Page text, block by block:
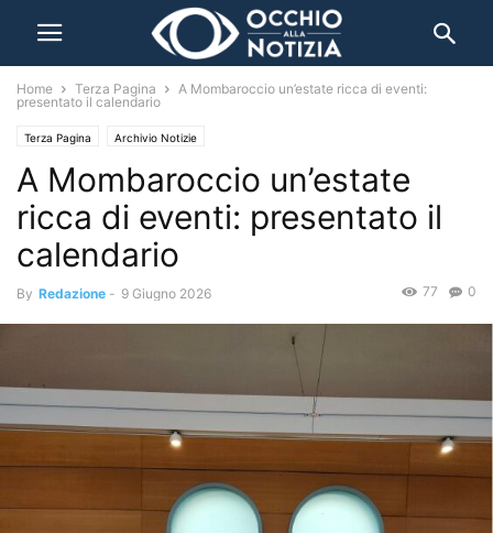
Home Terza Pagina
A Mombaroccio un’estate ricca di eventi:
presentato il calendario
Terza Pagina Archivio Notizie
A Mombaroccio un’estate
ricca di eventi: presentato il
calendario
By Redazione - 9 Giugno 2026 0
77